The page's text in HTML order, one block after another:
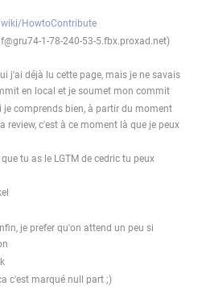
HowtoContribute
1-78-240-53-5.fbx.proxad.net)
j'ai déjà lu cette page, mais je ne savais
en local et je soumet mon commit
je comprends bien, à partir du moment
review, c'est à ce moment là que je peux
tu as le LGTM de cedric tu peux
je prefer qu'on attend un peu si
c'est marqué null part ;)